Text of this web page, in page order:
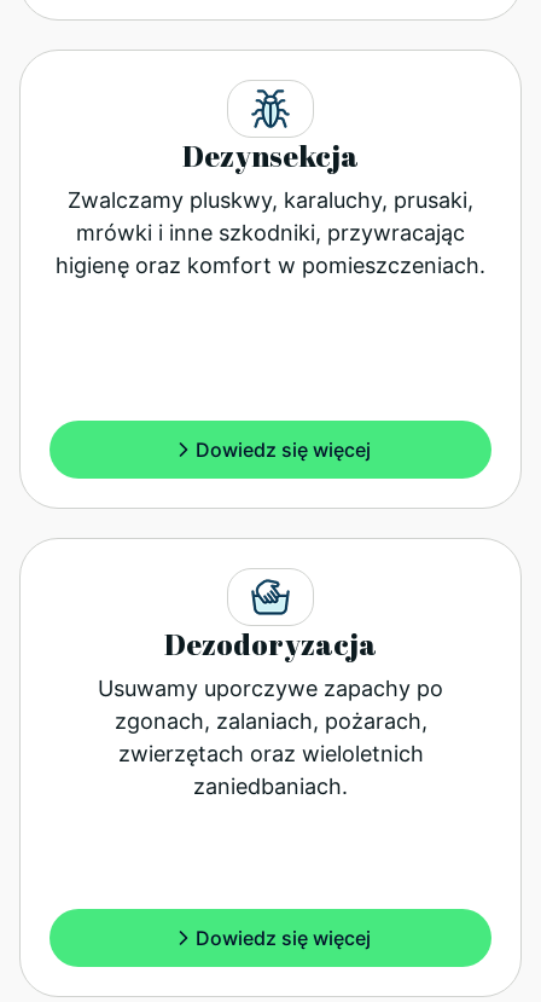
Dezynsekcja
Zwalczamy pluskwy, karaluchy, prusaki,
mrówki i inne szkodniki, przywracając
higienę oraz komfort w pomieszczeniach.
Dowiedz się więcej
Dezodoryzacja
Usuwamy uporczywe zapachy po
zgonach, zalaniach, pożarach,
zwierzętach oraz wieloletnich
zaniedbaniach.
Dowiedz się więcej